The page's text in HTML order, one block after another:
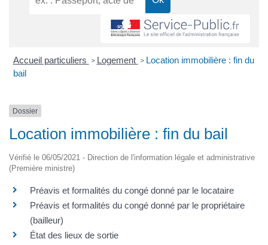
Accueil particuliers > Logement > Location immobilière : fin du
bail
Dossier
Location immobilière : fin du bail
Vérifié le 06/05/2021 - Direction de l'information légale et administrative
(Première ministre)
Préavis et formalités du congé donné par le locataire
Préavis et formalités du congé donné par le propriétaire
(bailleur)
État des lieux de sortie